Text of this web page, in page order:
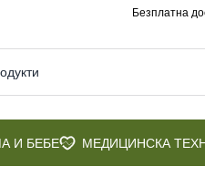
Безплатна
И БЕБЕ МЕДИЦИНСКА